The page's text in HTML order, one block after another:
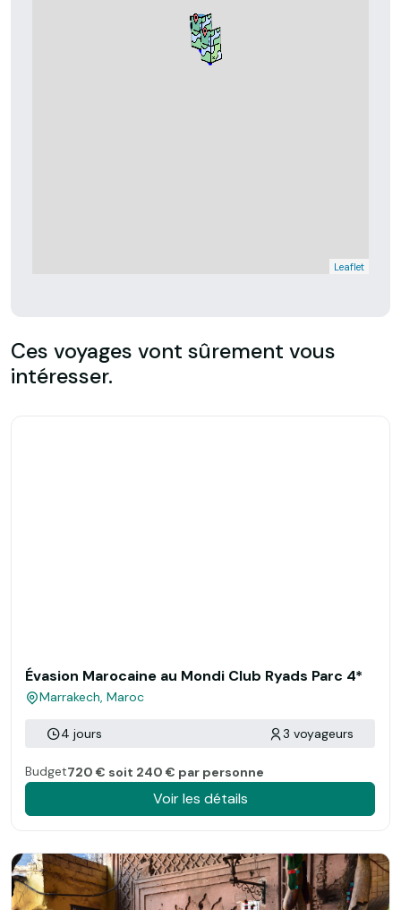
Leaflet
Ces voyages vont sûrement vous
intéresser.
Évasion Marocaine au Mondi Club Ryads Parc 4*
Marrakech, Maroc
4 jours 3 voyageurs
Budget720 € soit 240 € par personne
Voir les détails